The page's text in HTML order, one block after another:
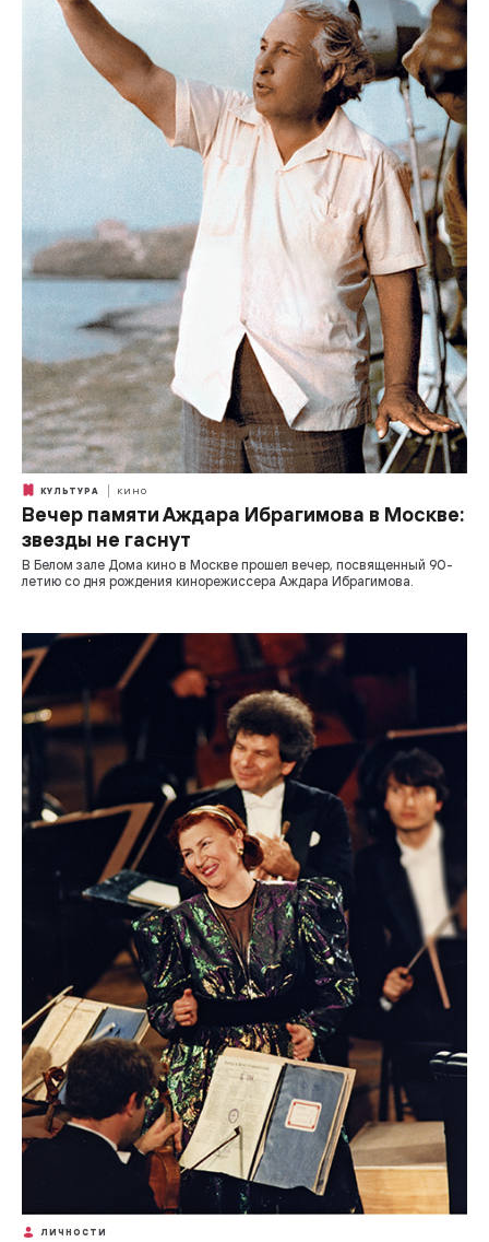
КУЛЬТУРА КИНО
Вечер памяти Аждара Ибрагимова в Москве:
звезды не гаснут
В Белом зале Дома кино в Москве прошел вечер, посвященный 90-
летию со дня рождения кинорежиссера Аждара Ибрагимова.
ЛИЧНОСТИ